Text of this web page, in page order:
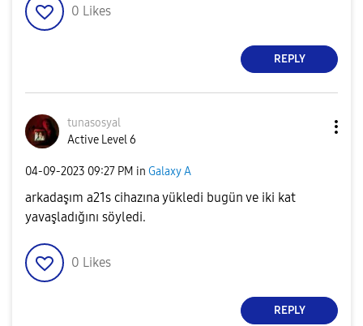
0 Likes
REPLY
tunasosyal
Active Level 6
‎04-09-2023 09:27 PM in Galaxy A
arkadaşım a21s cihazına yükledi bugün ve iki kat
yavaşladığını söyledi.
0 Likes
REPLY